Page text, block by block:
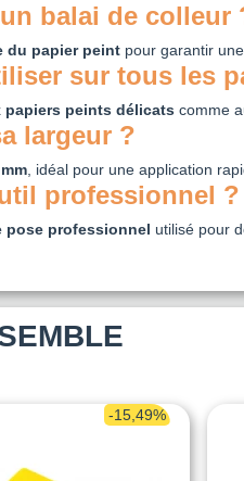
balai de colleur
du papier peint pour garantir
sur tous les
papiers peints délicats comme
largeur ?
, idéal pour une application
professionnel ?
pose professionnel utilisé pour
-15,49%